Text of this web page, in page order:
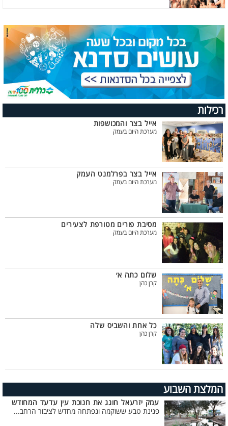
רכילות
אייל בצר והמכושפות
מערכת היום בעמק
אייל בצר בפרלמנט העמק
מערכת היום בעמק
מסיבת פורים מטורפת לצעירים
מערכת היום בעמק
שלום כתה א׳
קרן כהן
כל אחת והשביס שלה
קרן כהן
המלצת השבוע
עמק יזרעאל חוגג את חנוכת עין עדעד המחודש
פנינת טבע ששוקמה ונפתחה מחדש לציבור הרחב...